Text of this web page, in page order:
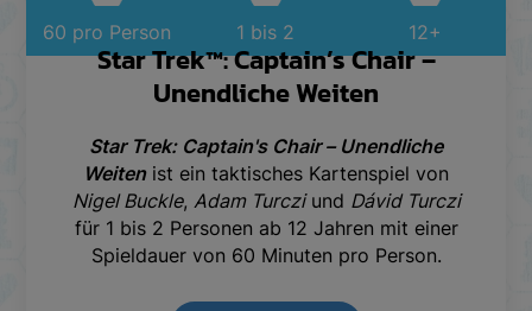
Star Trek™: Captain’s Chair –
Unendliche Weiten
Star Trek: Captain's Chair – Unendliche
Weitenist ein taktisches Kartenspiel von
Nigel Buckle, Adam Turcziund Dávid Turczi
für 1 bis 2 Personen ab 12 Jahren mit einer
Spieldauer von 60 Minuten pro Person.
60 pro Person 1 bis 2 12+